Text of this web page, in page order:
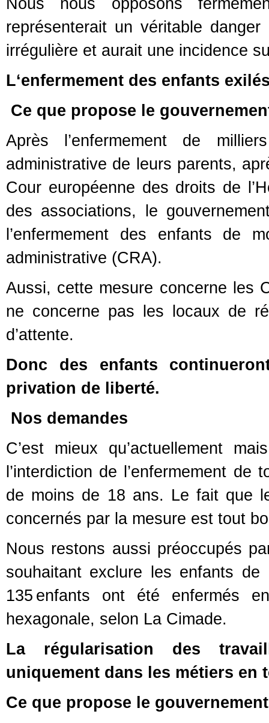
Nous nous opposons
représenterait un véritable
irrégulière et aurait une incidence
L‘enfermement des enfants
Ce que propose le
Après l’enfermement de
administrative de leurs parents,
Cour européenne des droits de
des associations, le
l’enfermement des enfants de
administrative (CRA).
Aussi, cette mesure concerne les
ne concerne pas les locaux de
d’attente.
Donc des enfants
privation de liberté.
Nos demandes
C’est mieux qu’actuellement
l’interdiction de l’enfermement de
de moins de 18 ans. Le fait que
concernés par la mesure est tout
Nous restons aussi préoccupés
souhaitant exclure les enfants
135 enfants ont été enfermés
hexagonale, selon La Cimade.
La régularisation des
uniquement dans les métiers en
Ce que propose le gouvernement